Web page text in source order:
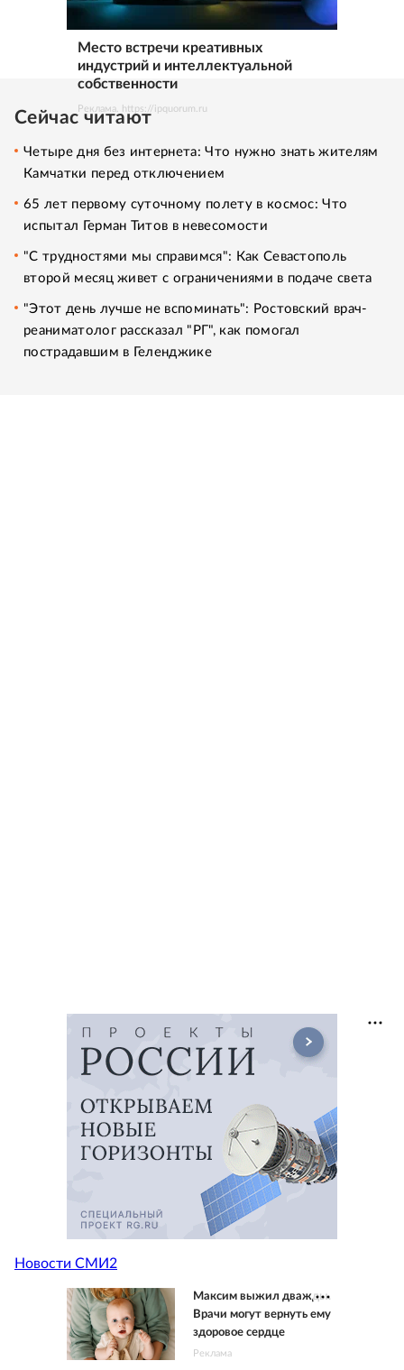
Место встречи креативных
индустрий и интеллектуальной
собственности
Реклама. https://ipquorum.ru
Сейчас читают
Четыре дня без интернета: Что нужно знать жителям
Камчатки перед отключением
65 лет первому суточному полету в космос: Что
испытал Герман Титов в невесомости
"С трудностями мы справимся": Как Севастополь
второй месяц живет с ограничениями в подаче света
"Этот день лучше не вспоминать": Ростовский врач-
реаниматолог рассказал "РГ", как помогал
пострадавшим в Геленджике
Новости СМИ2
Максим выжил дважды.
Врачи могут вернуть ему
здоровое сердце
Реклама